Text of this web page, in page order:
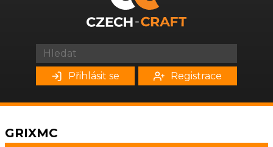
Přihlásit se Registrace
GRIXMC